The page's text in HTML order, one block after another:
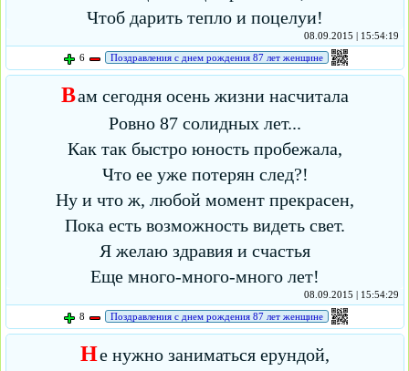
Чтоб дарить тепло и поцелуи!
08.09.2015 | 15:54:19
6
Поздравления с днем рождения 87 лет женщине
Вам сегодня осень жизни насчитала
Ровно 87 солидных лет...
Как так быстро юность пробежала,
Что ее уже потерян след?!
Ну и что ж, любой момент прекрасен,
Пока есть возможность видеть свет.
Я желаю здравия и счастья
Еще много-много-много лет!
08.09.2015 | 15:54:29
8
Поздравления с днем рождения 87 лет женщине
Не нужно заниматься ерундой,